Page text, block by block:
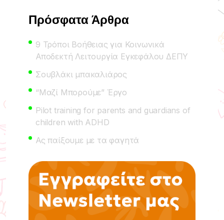
Πρόσφατα Άρθρα
9 Τρόποι Βοήθειας για Κοινωνικά
Αποδεκτή Λειτουργία Εγκεφάλου ΔΕΠΥ
Σουβλάκι μπακαλιάρος
“Μαζί Μπορούμε” Έργο
Pilot training for parents and guardians of
children with ADHD
Ας παίξουμε με τα φαγητά